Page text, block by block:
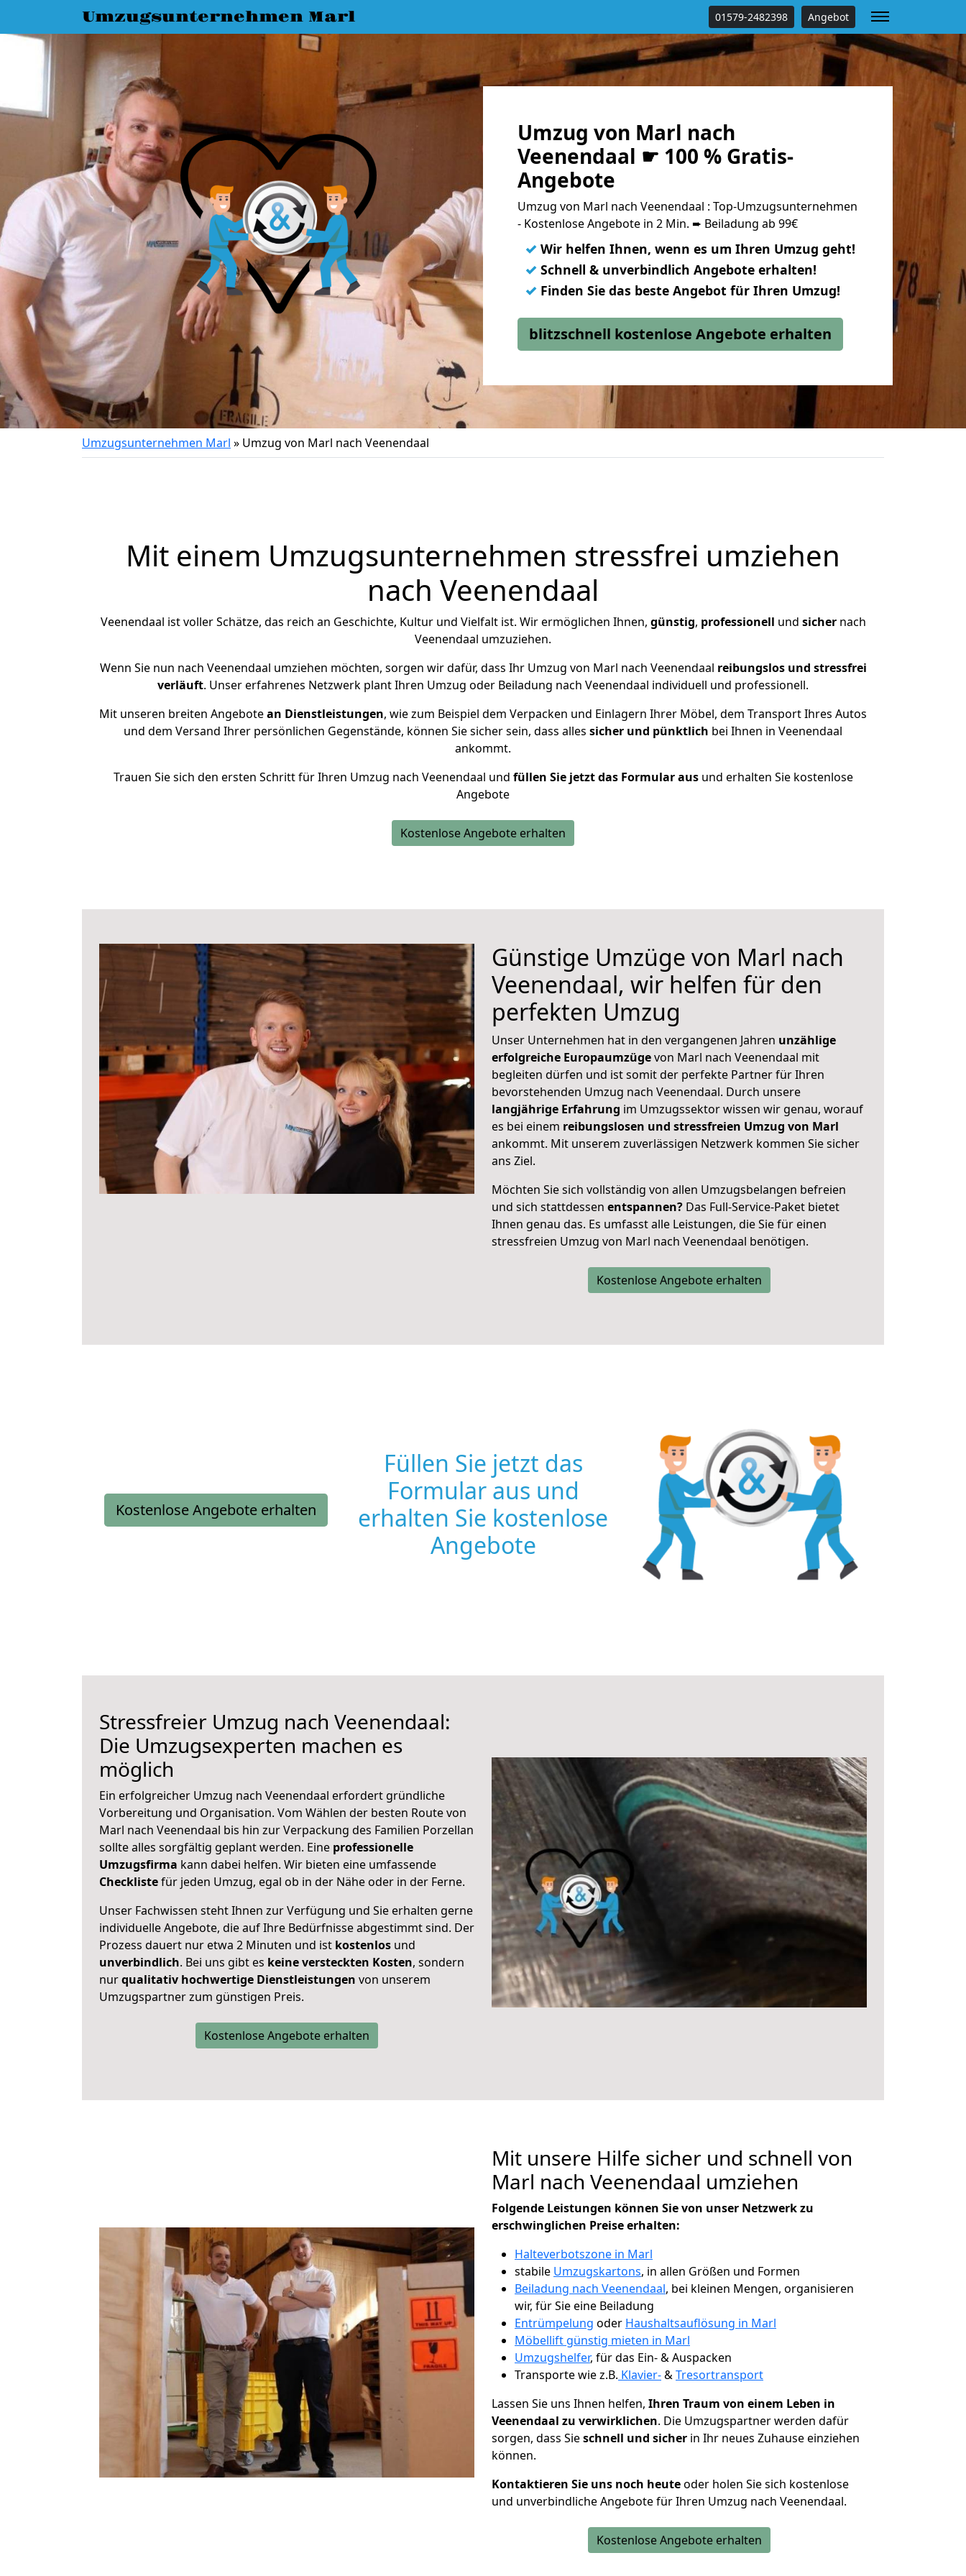
Umzugsunternehmen Marl 01579-2482398 Angebot
Umzug von Marl nach
Veenendaal ☛ 100 % Gratis-
Angebote
Umzug von Marl nach Veenendaal : Top-Umzugsunternehmen
- Kostenlose Angebote in 2 Min. ➨ Beiladung ab 99€
✓ Wir helfen Ihnen, wenn es um Ihren Umzug geht!
✓ Schnell & unverbindlich Angebote erhalten!
✓ Finden Sie das beste Angebot für Ihren Umzug!
blitzschnell kostenlose Angebote erhalten
Umzugsunternehmen Marl » Umzug von Marl nach Veenendaal
Mit einem Umzugsunternehmen stressfrei umziehen
nach Veenendaal
Veenendaal ist voller Schätze, das reich an Geschichte, Kultur und Vielfalt ist. Wir ermöglichen Ihnen, günstig, professionell und sichernach
Veenendaal umzuziehen.
Wenn Sie nun nach Veenendaal umziehen möchten, sorgen wir dafür, dass Ihr Umzug von Marl nach Veenendaal reibungslos und stressfrei
verläuft. Unser erfahrenes Netzwerk plant Ihren Umzug oder Beiladung nach Veenendaal individuell und professionell.
Mit unseren breiten Angebotean Dienstleistungen, wie zum Beispiel dem Verpacken und Einlagern Ihrer Möbel, dem Transport Ihres Autos
und dem Versand Ihrer persönlichen Gegenstände, können Sie sicher sein, dass alles sicher und pünktlich bei Ihnen in Veenendaal
ankommt.
Trauen Sie sich den ersten Schritt für Ihren Umzug nach Veenendaal und füllen Sie jetzt das Formular ausund erhalten Sie kostenlose
Angebote
Kostenlose Angebote erhalten
Günstige Umzüge von Marl nach
Veenendaal, wir helfen für den
perfekten Umzug
Unser Unternehmen hat in den vergangenen Jahren unzählige
erfolgreiche Europaumzügevon Marl nach Veenendaal mit
begleiten dürfen und ist somit der perfekte Partner für Ihren
bevorstehenden Umzug nach Veenendaal. Durch unsere
langjährige Erfahrung im Umzugssektor wissen wir genau, worauf
es bei einem reibungslosen und stressfreien Umzug von Marl
ankommt. Mit unserem zuverlässigen Netzwerk kommen Sie sicher
ans Ziel.
Möchten Sie sich vollständig von allen Umzugsbelangen befreien
und sich stattdessen entspannen? Das Full-Service-Paket bietet
Ihnen genau das. Es umfasst alle Leistungen, die Sie für einen
stressfreien Umzug von Marl nach Veenendaal benötigen.
Kostenlose Angebote erhalten
Kostenlose Angebote erhalten
Füllen Sie jetzt das
Formular aus und
erhalten Sie kostenlose
Angebote
Stressfreier Umzug nach Veenendaal:
Die Umzugsexperten machen es
möglich
Ein erfolgreicher Umzug nach Veenendaal erfordert gründliche
Vorbereitung und Organisation. Vom Wählen der besten Route von
Marl nach Veenendaal bis hin zur Verpackung des Familien Porzellan
sollte alles sorgfältig geplant werden. Eine professionelle
Umzugsfirma kann dabei helfen. Wir bieten eine umfassende
Checklistefür jeden Umzug, egal ob in der Nähe oder in der Ferne.
Unser Fachwissen steht Ihnen zur Verfügung und Sie erhalten gerne
individuelle Angebote, die auf Ihre Bedürfnisse abgestimmt sind. Der
Prozess dauert nur etwa 2 Minuten und ist kostenlos und
unverbindlich. Bei uns gibt es keine versteckten Kosten, sondern
nurqualitativ hochwertige Dienstleistungen von unserem
Umzugspartner zum günstigen Preis.
Kostenlose Angebote erhalten
Mit unsere Hilfe sicher und schnell von
Marl nach Veenendaal umziehen
Folgende Leistungen können Sie von unser Netzwerk zu
erschwinglichen Preise erhalten:
Halteverbotszone in Marl
stabile Umzugskartons, in allen Größen und Formen
Beiladung nach Veenendaal, bei kleinen Mengen, organisieren
wir, für Sie eine Beiladung
Entrümpelung oder Haushaltsauflösung in Marl
Möbellift günstig mieten in Marl
Umzugshelfer, für das Ein- & Auspacken
Transporte wie z.B. Klavier-&Tresortransport
Lassen Sie uns Ihnen helfen, Ihren Traum von einem Leben in
Veenendaal zu verwirklichen. Die Umzugspartner werden dafür
sorgen, dass Sieschnell und sicher in Ihr neues Zuhause einziehen
können.
Kontaktieren Sie uns noch heuteoder holen Sie sich kostenlose
und unverbindliche Angebote für Ihren Umzug nach Veenendaal.
Kostenlose Angebote erhalten